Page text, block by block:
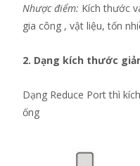
Nhược điểm: Kích thước
gia công , vật liệu, tốn
2. Dạng kích thước
Dạng Reduce Port thì
ống